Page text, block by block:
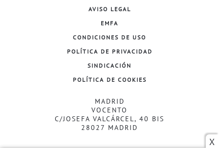
X
AVISO LEGAL
EMFA
CONDICIONES DE USO
POLÍTICA DE PRIVACIDAD
SINDICACIÓN
POLÍTICA DE COOKIES
MADRID
VOCENTO
C/JOSEFA VALCÁRCEL, 40 BIS
28027 MADRID